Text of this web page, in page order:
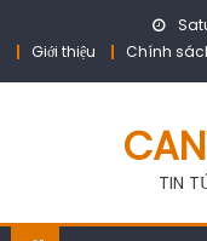
Giới thiệu
Chính
TIN